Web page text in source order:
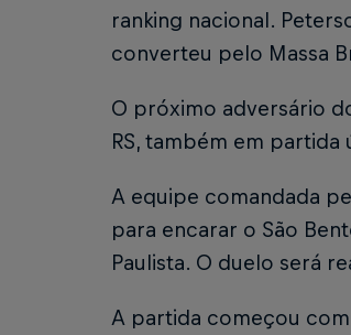
ranking nacional.
converteu pelo Massa
O próximo adversário
RS, também em
A equipe comandada
para encarar o São
Paulista. O duelo será
A partida começou